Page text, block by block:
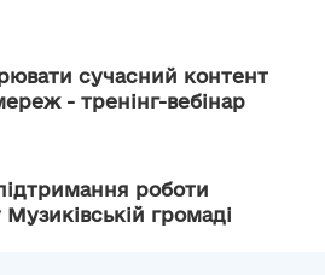
сучасний контент
- тренінг-вебінар
роботи
Музиківській громаді